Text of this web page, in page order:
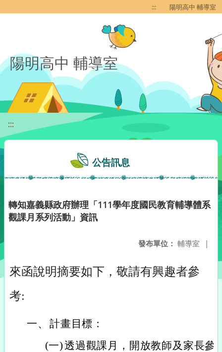
::: 陽明高中 輔導室
陽明高中 輔導室
:::
公告訊息
轉知嘉義縣政府辦理「111學年度國民教育輔導體系
觀課月系列活動」資訊
發布單位： 輔導室 |
來函說明摘要如下，敬請有興趣者參
考:
一、 計畫目標：
(一)透過觀課月，開放教師及家長參